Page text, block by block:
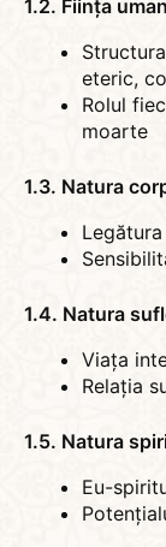
1.2. Ființa
eteric,
Rolul
moarte
1.3. Natura
1.4. Natura
Viața
Relația
1.5. Natura
Eu-